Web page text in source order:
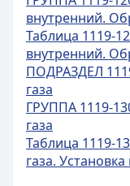
внутренний.
Таблица 1119-
внутренний.
ПОДРАЗДЕЛ
газа
ГРУППА 1119-
газа
Таблица 1119-
газа. Установка